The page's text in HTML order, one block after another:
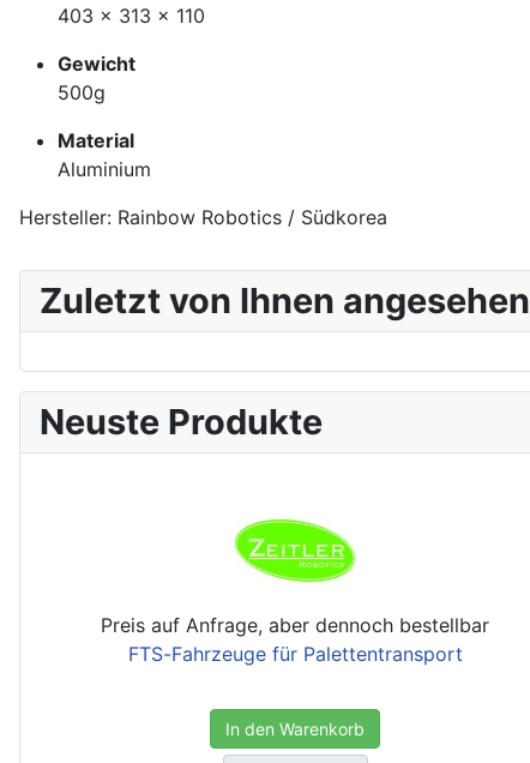
403 x 313 x 110
Gewicht
500g
Material
Aluminium
Hersteller: Rainbow Robotics / Südkorea
Zuletzt von Ihnen angesehen
Neuste Produkte
Preis auf Anfrage, aber dennoch bestellbar
FTS-Fahrzeuge für Palettentransport
In den Warenkorb